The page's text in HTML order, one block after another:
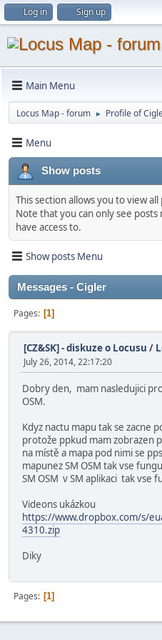
Log in Sign up
Main Menu
Locus Map - forum ► Profile of
Menu
Show posts
This section allows you to view
Note that you can only see
have access to.
Show posts Menu
Messages - Cigler
Pages 1
[CZ&SK] - diskuze o Locusu /
July 26, 2014, 22:17:20
Dobry den, mam nasledujici
OSM.
Kdyz nactu mapu tak se zacne
protože ppkud mam zobrazen
na místě a mapa pod nimi se
mapunez SM OSM tak vse
SM OSM v SM aplikaci tak vse
Videons ukázkou
https://www.dropbox.com/s/
4310.zip
Diky
Pages 1